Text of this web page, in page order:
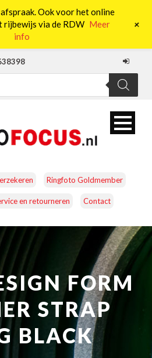
Ringfoto Goldmember
en retourneren Contact
ACCESSOIRES
EN ENERGIEFORM
STRAP
BLACK
Ook voor het online
rijbewijs via de RDW Meer
info
+